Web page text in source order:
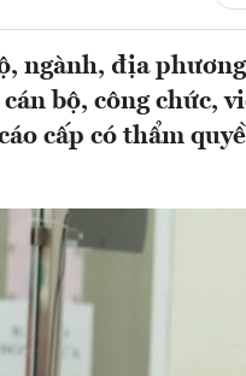
ngành, địa
bộ, công chức,
cấp có thẩm